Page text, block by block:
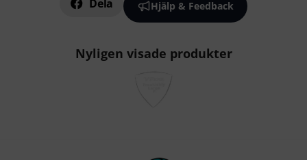
Dela Hjälp & Feedback
Nyligen visade produkter